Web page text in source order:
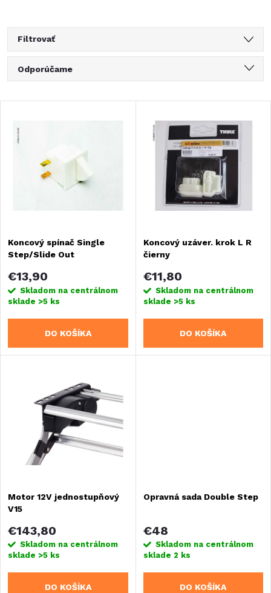
Filtrovať
R
a
d
e
p
r
o
o
v
Odporúčame
Najpredávanejšie
Abecedne
ý
s
p
r
o
d
v
Koncový spínač Single
Step/Slide Out
€13,90
Skladom na centrálnom
sklade >5 ks
DO KOŠÍKA
Koncový uzáver. krok L R
čierny
€11,80
Skladom na centrálnom
sklade >5 ks
DO KOŠÍKA
Motor 12V jednostupňový
V15
€143,80
Skladom na centrálnom
sklade >5 ks
DO KOŠÍKA
Opravná sada Double Step
€48
Skladom na centrálnom
sklade 2 ks
DO KOŠÍKA